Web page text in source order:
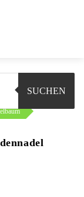
SUCHEN